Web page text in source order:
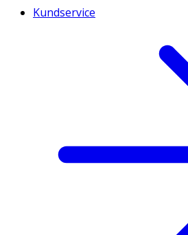
Kundservice